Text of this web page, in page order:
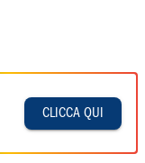
CLICCA QUI